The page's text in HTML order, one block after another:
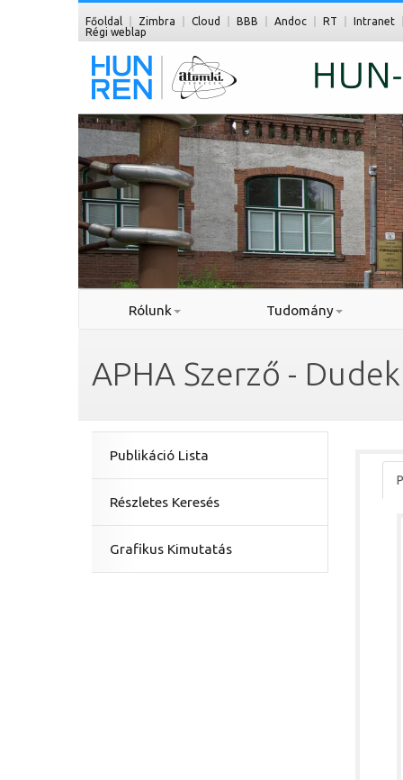
Főoldal Zimbra Cloud BBB Andoc RT
Intranet
Régi weblap
Rólunk Tudomány
APHA Szerző -
Publikáció Lista
Részletes Keresés
Grafikus Kimutatás